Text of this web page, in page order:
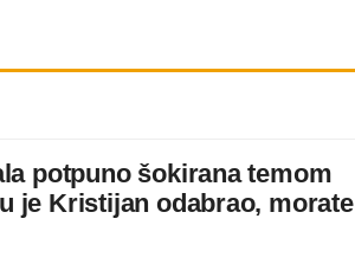
potpuno šokirana temom
je Kristijan odabrao, morate